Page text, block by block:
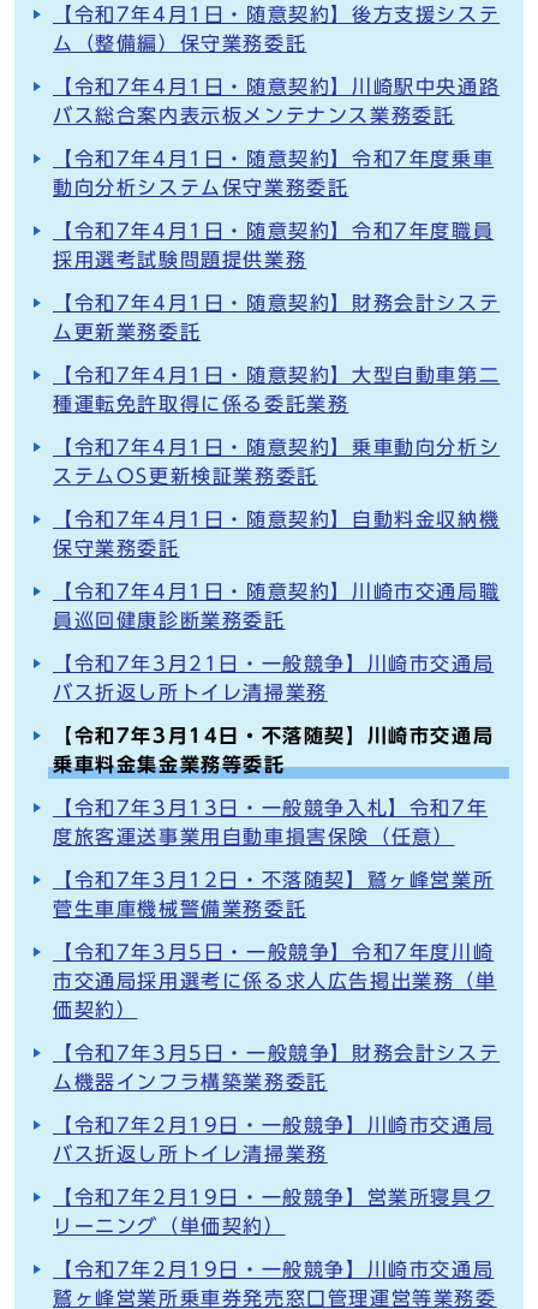
【令和7年4月1日・随意契約】後方支援システ
ム（整備編）保守業務委託
【令和7年4月1日・随意契約】川崎駅中央通路
バス総合案内表示板メンテナンス業務委託
【令和7年4月1日・随意契約】令和7年度乗車
動向分析システム保守業務委託
【令和7年4月1日・随意契約】令和7年度職員
採用選考試験問題提供業務
【令和7年4月1日・随意契約】財務会計システ
ム更新業務委託
【令和7年4月1日・随意契約】大型自動車第二
種運転免許取得に係る委託業務
【令和7年4月1日・随意契約】乗車動向分析シ
ステムOS更新検証業務委託
【令和7年4月1日・随意契約】自動料金収納機
保守業務委託
【令和7年4月1日・随意契約】川崎市交通局職
員巡回健康診断業務委託
【令和7年3月21日・一般競争】川崎市交通局
バス折返し所トイレ清掃業務
【令和7年3月14日・不落随契】川崎市交通局
乗車料金集金業務等委託
【令和7年3月13日・一般競争入札】令和7年
度旅客運送事業用自動車損害保険（任意）
【令和7年3月12日・不落随契】鷲ヶ峰営業所
菅生車庫機械警備業務委託
【令和7年3月5日・一般競争】令和7年度川崎
市交通局採用選考に係る求人広告掲出業務（単
価契約）
【令和7年3月5日・一般競争】財務会計システ
ム機器インフラ構築業務委託
【令和7年2月19日・一般競争】川崎市交通局
バス折返し所トイレ清掃業務
【令和7年2月19日・一般競争】営業所寝具ク
リーニング（単価契約）
【令和7年2月19日・一般競争】川崎市交通局
鷲ヶ峰営業所乗車券発売窓口管理運営等業務委